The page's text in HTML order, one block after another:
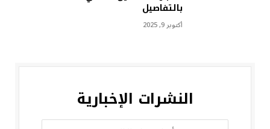
بالتفاصيل
أكتوبر 9, 2025
النشرات الإخبارية